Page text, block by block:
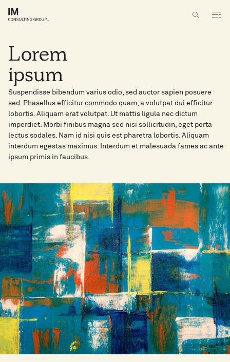
Lorem
ipsum
Suspendisse bibendum varius odio, sed auctor sapien posuere
sed. Phasellus efficitur commodo quam, a volutpat dui efficitur
lobortis. Aliquam erat volutpat. Ut mattis ligula nec dictum
imperdiet. Morbi finibus magna sed nisi sollicitudin, eget porta
lectus sodales. Nam id nisi quis est pharetra lobortis. Aliquam
interdum egestas maximus. Interdum et malesuada fames ac ante
ipsum primis in faucibus.